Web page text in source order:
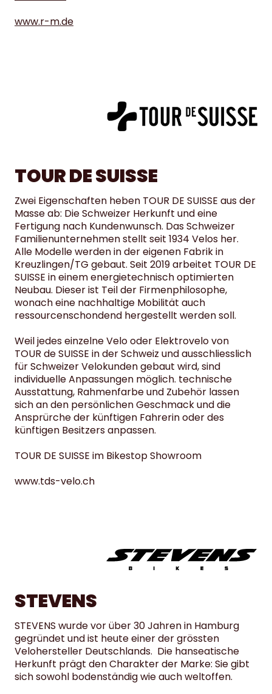
www.r-m.de
TOUR DE SUISSE
Zwei Eigenschaften heben TOUR DE SUISSE aus der
Masse ab: Die Schweizer Herkunft und eine
Fertigung nach Kundenwunsch. Das Schweizer
Familienunternehmen stellt seit 1934 Velos her.
Alle Modelle werden in der eigenen Fabrik in
Kreuzlingen/TG gebaut. Seit 2019 arbeitet TOUR DE
SUISSE in einem energietechnisch optimierten
Neubau. Dieser ist Teil der Firmenphilosophe,
wonach eine nachhaltige Mobilität auch
ressourcenschondend hergestellt werden soll.
Weil jedes einzelne Velo oder Elektrovelo von
TOUR de SUISSE in der Schweiz und ausschliesslich
für Schweizer Velokunden gebaut wird, sind
individuelle Anpassungen möglich. technische
Ausstattung, Rahmenfarbe und Zubehör lassen
sich an den persönlichen Geschmack und die
Ansprürche der künftigen Fahrerin oder des
künftigen Besitzers anpassen.
TOUR DE SUISSE im Bikestop Showroom
www.tds-velo.ch
STEVENS
STEVENS wurde vor über 30 Jahren in Hamburg
gegründet und ist heute einer der grössten
Velohersteller Deutschlands. Die hanseatische
Herkunft prägt den Charakter der Marke: Sie gibt
sich sowohl bodenständig wie auch weltoffen.